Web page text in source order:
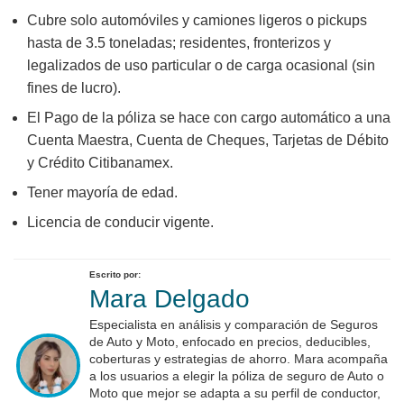
Cubre solo automóviles y camiones ligeros o pickups
hasta de 3.5 toneladas; residentes, fronterizos y
legalizados de uso particular o de carga ocasional (sin
fines de lucro).
El Pago de la póliza se hace con cargo automático a una
Cuenta Maestra, Cuenta de Cheques, Tarjetas de Débito
y Crédito Citibanamex.
Tener mayoría de edad.
Licencia de conducir vigente.
Escrito por:
Mara Delgado
Especialista en análisis y comparación de Seguros
de Auto y Moto, enfocado en precios, deducibles,
coberturas y estrategias de ahorro. Mara acompaña
a los usuarios a elegir la póliza de seguro de Auto o
Moto que mejor se adapta a su perfil de conductor,